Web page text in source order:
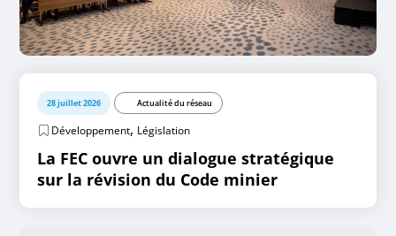
28 juillet 2026 Actualité du réseau
Développement, Législation
La FEC ouvre un dialogue stratégique
sur la révision du Code minier